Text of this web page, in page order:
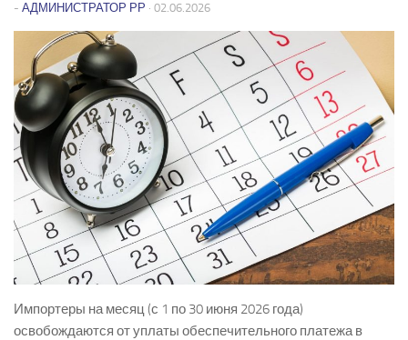
- АДМИНИСТРАТОР РР · 02.06.2026
Импортеры на месяц (с 1 по 30 июня 2026 года)
освобождаются от уплаты обеспечительного платежа в